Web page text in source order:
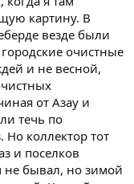
картину. В
везде были
очистные
и не весной,
от Азау и
течь по
Но коллектор тот
и поселков
не бывал, но зимой